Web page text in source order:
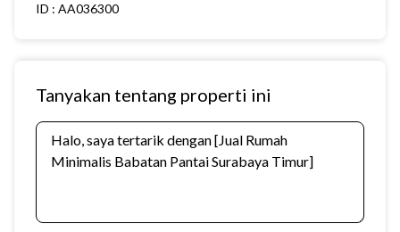
ID : AA036300
Tanyakan tentang properti ini